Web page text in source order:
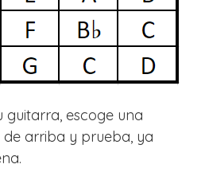
escoge una
arriba y prueba, ya